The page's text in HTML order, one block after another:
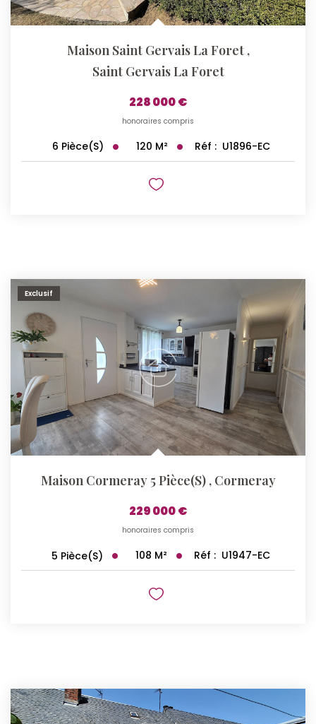
Maison Saint Gervais La Foret ,
Saint Gervais La Foret
228 000 €
honoraires compris
6 Pièce(s) 120 M² Réf : U1896-EC
Exclusif
Maison Cormeray 5 Pièce(s) , Cormeray
229 000 €
honoraires compris
5 Pièce(s) 108 M² Réf : U1947-EC